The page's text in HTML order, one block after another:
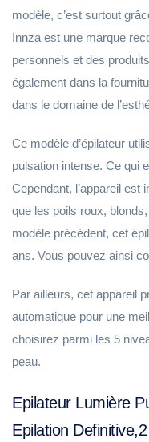
modèle, c’est surtout
Innza est une marque
personnels et des
également dans la
dans le domaine de
Ce modèle d’épilateur
pulsation intense. Ce qui
Cependant, l’appareil est
que les poils roux,
modèle précédent, cet
ans. Vous pouvez ainsi
Par ailleurs, cet appareil
automatique pour une
choisirez parmi les 5
peau.
Epilateur Lumière
Epilation